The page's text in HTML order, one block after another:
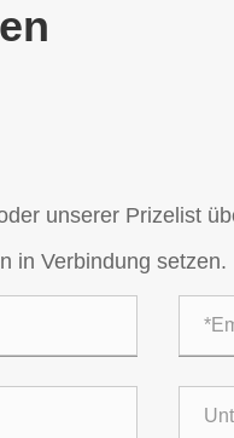
unserer Prizelist
in Verbindung setzen.